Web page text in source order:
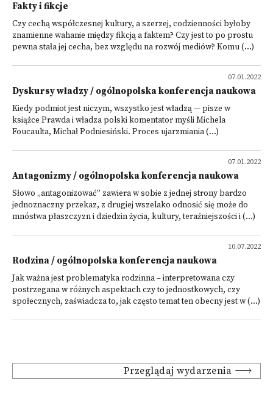
Fakty i fikcje
Czy cechą współczesnej kultury, a szerzej, codzienności byłoby
znamienne wahanie między fikcją a faktem? Czy jest to po prostu
pewna stała jej cecha, bez względu na rozwój mediów? Komu (...)
07.01.2022
Dyskursy władzy / ogólnopolska konferencja naukowa
Kiedy podmiot jest niczym, wszystko jest władzą — pisze w
książce Prawda i władza polski komentator myśli Michela
Foucaulta, Michał Podniesiński. Proces ujarzmiania (...)
07.01.2022
Antagonizmy / ogólnopolska konferencja naukowa
Słowo „antagonizować” zawiera w sobie z jednej strony bardzo
jednoznaczny przekaz, z drugiej wszelako odnosić się może do
mnóstwa płaszczyzn i dziedzin życia, kultury, teraźniejszości i (...)
10.07.2022
Rodzina / ogólnopolska konferencja naukowa
Jak ważna jest problematyka rodzinna – interpretowana czy
postrzegana w różnych aspektach czy to jednostkowych, czy
społecznych, zaświadcza to, jak często temat ten obecny jest w (...)
Przeglądaj wydarzenia